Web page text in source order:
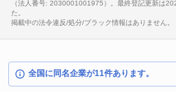
（法人番号: 2030001001975）。最終登記更新は
た。
掲載中の法令違反/処分/ブラック情報はありません。
全国に同名企業が11件あります。